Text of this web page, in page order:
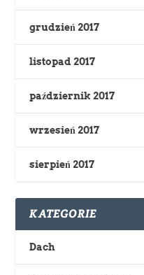
grudzień 2017
listopad 2017
październik 2017
wrzesień 2017
sierpień 2017
KATEGORIE
Dach